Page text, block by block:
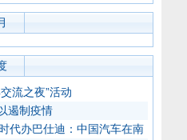
流之夜”活动
遏制疫情
代办巴仕迪：中国汽车在南